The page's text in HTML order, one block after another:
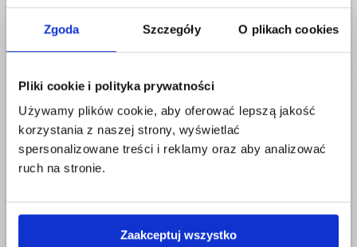
Zgoda Szczegóły O plikach cookies
Pliki cookie i polityka prywatności
Używamy plików cookie, aby oferować lepszą jakość
korzystania z naszej strony, wyświetlać
spersonalizowane treści i reklamy oraz aby analizować
ruch na stronie.
Zaakceptuj wszystko
W zależności od tego, co zadeklarujesz w formularzu
zamówienia i jaką wagę rzeczywistą wpiszesz - taką
niz podaje pomiar na naszej wadze domowej.
Dlaczego? Ponieważ wagi domowe nie są
odpowiednio skalibrowane i mogą lekko
zniekształcać rzeczywistą wagę. Firmy kurierskie
których pomiar może się różnić od naszego.
Waga gabarytowa, czyli wymiar kartonu